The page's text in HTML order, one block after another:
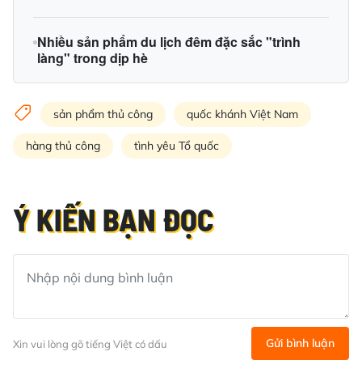
Nhiều sản phẩm du lịch đêm đặc sắc "trình
làng" trong dịp hè
sản phẩm thủ công quốc khánh Việt Nam
hàng thủ công tình yêu Tổ quốc
Ý KIẾN BẠN ĐỌC
Xin vui lòng gõ tiếng Việt có dấu Gửi bình luận